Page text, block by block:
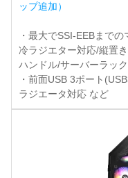
ップ追加）
・最大でSSI-EEBまで
冷ラジエター対応/縦置
ハンドル/サーバーラッ
・前面USB 3ポート
ラジエータ対応 など